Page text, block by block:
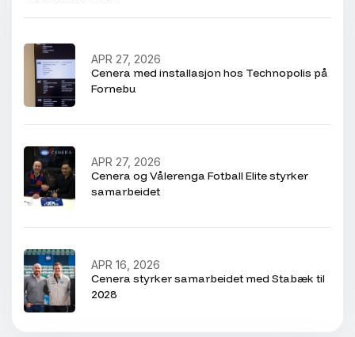
Cenera med installasjon hos Technopolis på
Fornebu
APR 27, 2026
Cenera og Vålerenga Fotball Elite styrker
samarbeidet
APR 27, 2026
Cenera styrker samarbeidet med Stabæk til
2028
APR 16, 2026